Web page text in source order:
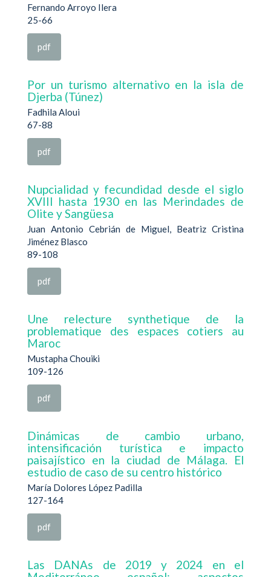
Fernando Arroyo Ilera
25-66
pdf
Por un turismo alternativo en la isla de
Djerba (Túnez)
Fadhila Aloui
67-88
pdf
Nupcialidad y fecundidad desde el siglo
XVIII hasta 1930 en las Merindades de
Olite y Sangüesa
Juan Antonio Cebrián de Miguel, Beatriz Cristina
Jiménez Blasco
89-108
pdf
Une relecture synthetique de la
problematique des espaces cotiers au
Maroc
Mustapha Chouiki
109-126
pdf
Dinámicas de cambio urbano,
intensificación turística e impacto
paisajístico en la ciudad de Málaga. El
estudio de caso de su centro histórico
María Dolores López Padilla
127-164
pdf
Las DANAs de 2019 y 2024 en el